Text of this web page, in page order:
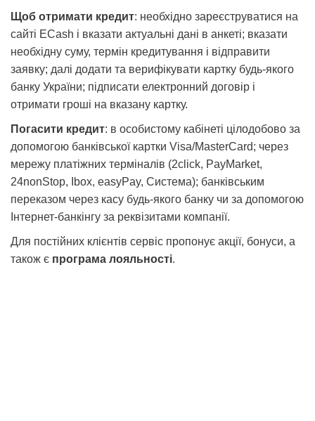
Щоб отримати кредит: необхідно зареєструватися на
сайті ECash і вказати актуальні дані в анкеті; вказати
необхідну суму, термін кредитування і відправити
заявку; далі додати та верифікувати картку будь-якого
банку України; підписати електронний договір і
отримати гроші на вказану картку.
Погасити кредит: в особистому кабінеті цілодобово за
допомогою банківської картки Visa/MasterCard; через
мережу платіжних терміналів (2click, PayMarket,
24nonStop, Ibox, easyPay, Система); банківським
переказом через касу будь-якого банку чи за допомогою
Інтернет-банкінгу за реквізитами компанії.
Для постійних клієнтів сервіс пропонує акції, бонуси, а
також є програма лояльності.